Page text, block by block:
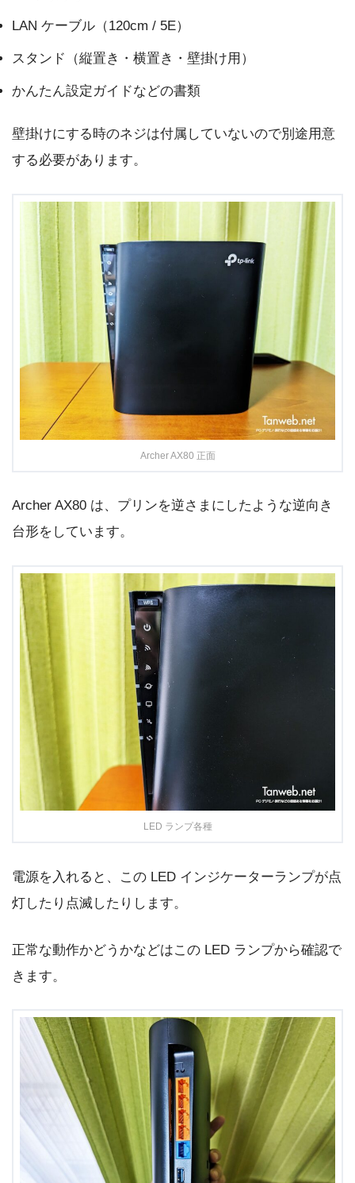
LAN ケーブル（120cm / 5E）
スタンド（縦置き・横置き・壁掛け用）
かんたん設定ガイドなどの書類
壁掛けにする時のネジは付属していないので別途用意
する必要があります。
Archer AX80 正面
Archer AX80 は、プリンを逆さまにしたような逆向き
台形をしています。
LED ランプ各種
電源を入れると、この LED インジケーターランプが点
灯したり点滅したりします。
正常な動作かどうかなどはこの LED ランプから確認で
きます。